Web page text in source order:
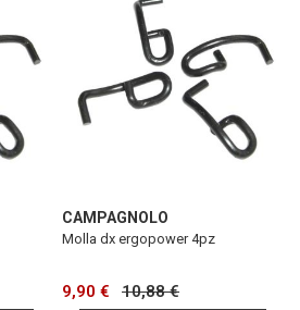
CAMPAGNOLO
Molla dx ergopower 4pz
9,90 € 10,88 €